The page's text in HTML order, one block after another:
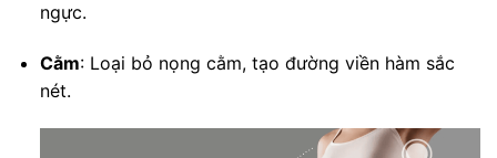
ngực.
Cằm: Loại bỏ nọng cằm, tạo đường viền hàm sắc
nét.